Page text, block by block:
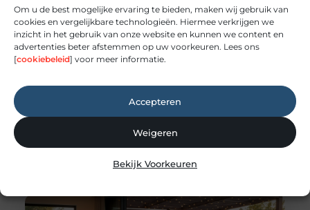
Om u de best mogelijke ervaring te bieden, maken wij gebruik van
cookies en vergelijkbare technologieën. Hiermee verkrijgen we
inzicht in het gebruik van onze website en kunnen we content en
advertenties beter afstemmen op uw voorkeuren. Lees ons
[cookiebeleid] voor meer informatie.
Accepteren
Weigeren
Bekijk Voorkeuren
Overzichtsgids voor beter wonen en
tuinieren het hele jaar door
Creëer uw droomoase: een jaarkalender voor huis
plek waar u tot rust komt, geniet met vrienden en
familie, en uzelf kunt zijn. Maar het onderhouden
van deze persoonlijke oase kan soms